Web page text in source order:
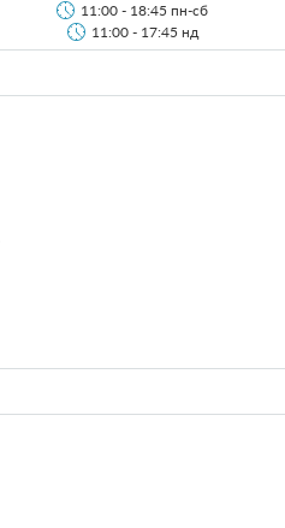
11:00 - 18:45 пн-сб
11:00 - 17:45 нд